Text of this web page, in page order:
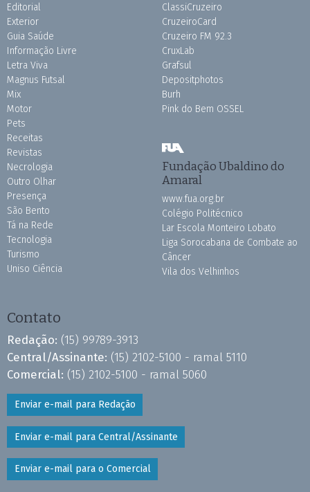
Editorial
Exterior
Guia Saúde
Informação Livre
Letra Viva
Magnus Futsal
Mix
Motor
Pets
Receitas
Revistas
Necrologia
Outro Olhar
Presença
São Bento
Tá na Rede
Tecnologia
Turismo
Uniso Ciência
ClassiCruzeiro
CruzeiroCard
Cruzeiro FM 92.3
CruxLab
Grafsul
Depositphotos
Burh
Pink do Bem OSSEL
Fundação Ubaldino do
Amaral
www.fua.org.br
Colégio Politécnico
Lar Escola Monteiro Lobato
Liga Sorocabana de Combate ao
Câncer
Vila dos Velhinhos
Contato
Redação: (15) 99789-3913
Central/Assinante: (15) 2102-5100 - ramal 5110
Comercial: (15) 2102-5100 - ramal 5060
Enviar e-mail para Redação
Enviar e-mail para Central/Assinante
Enviar e-mail para o Comercial